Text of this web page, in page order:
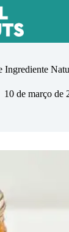
Ingrediente
10 de março de